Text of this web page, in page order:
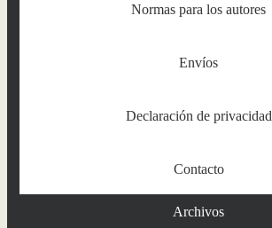
Normas para los autores
Envíos
Declaración de privacidad
Contacto
Archivos